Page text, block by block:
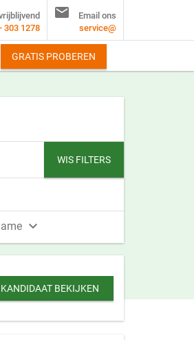

WIS FILTERS
KANDIDAAT BEKIJKEN
303 1278

Email ons
service@
GRATIS PROBEREN